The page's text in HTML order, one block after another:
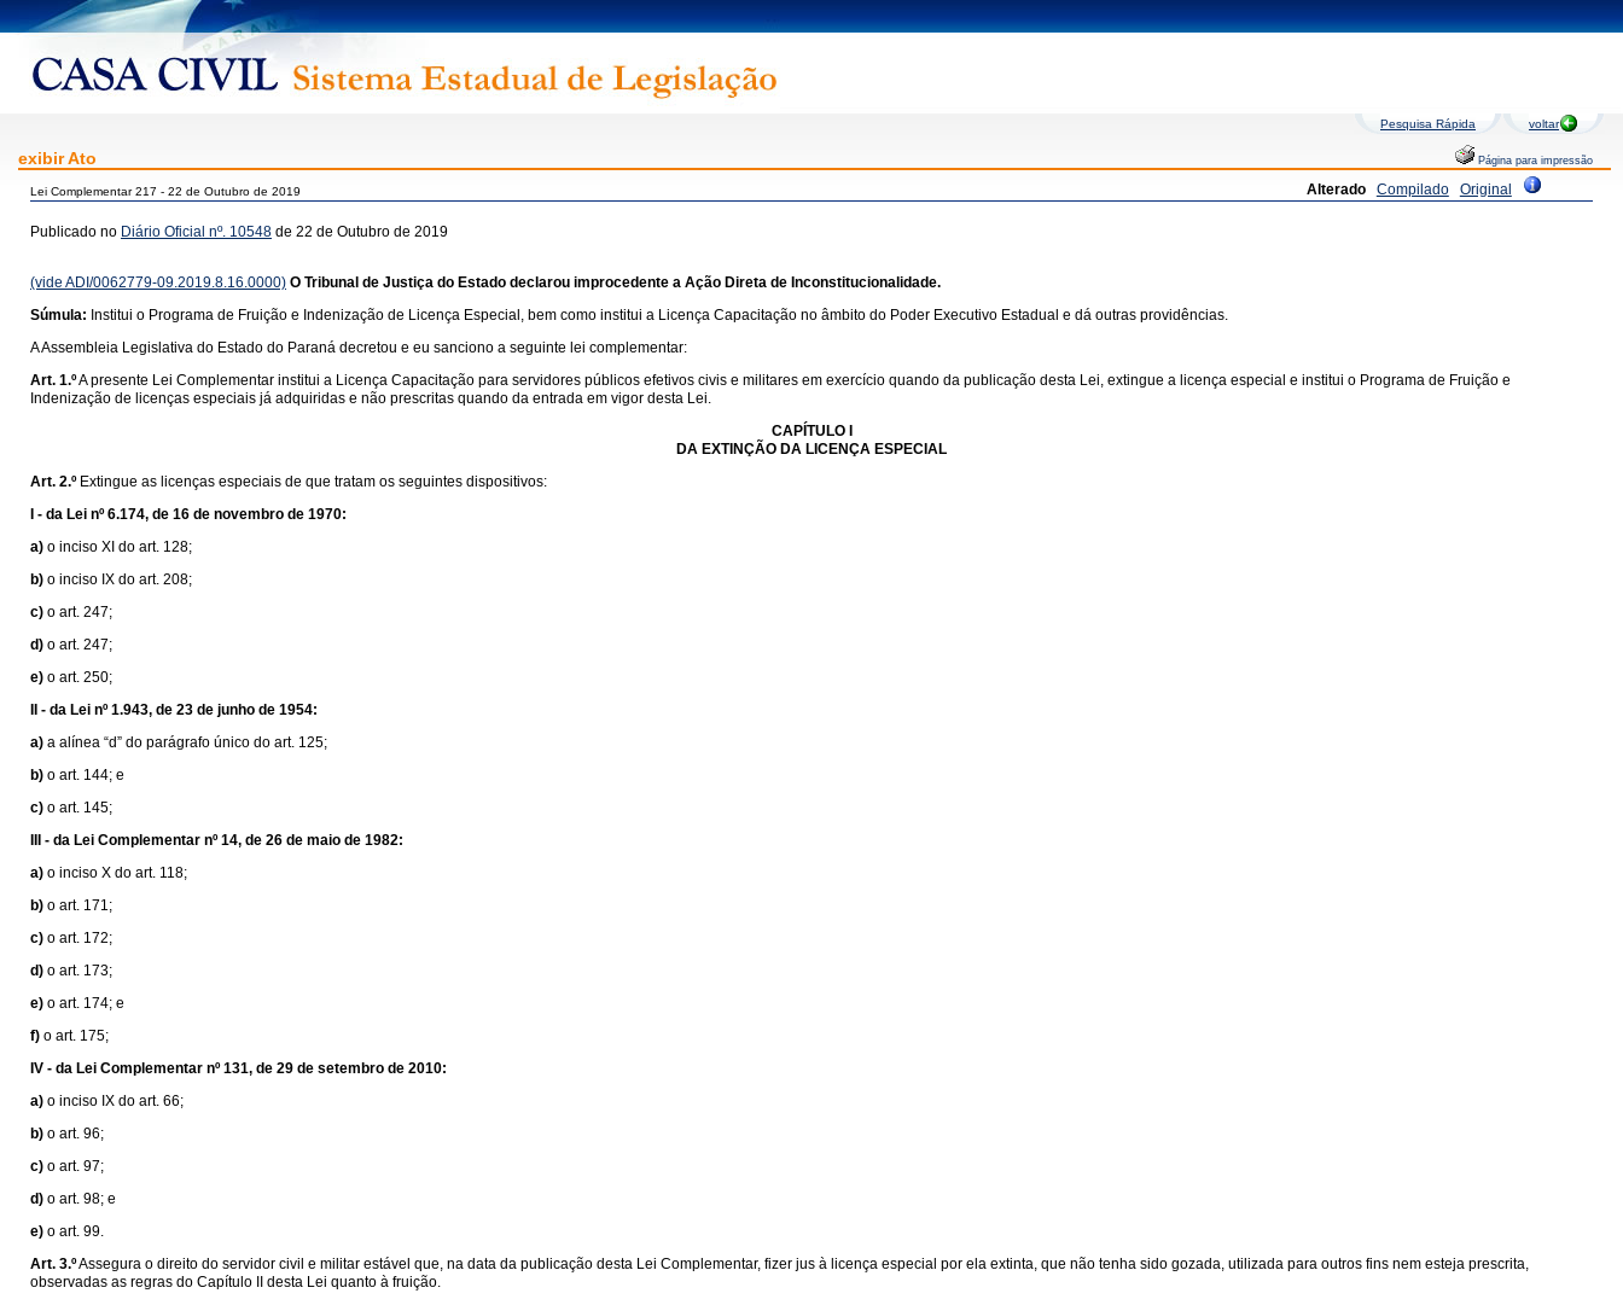
Pesquisa Rápida voltar
exibir Ato Página para impressão
Alterado Compilado Original
Lei Complementar 217 - 22 de Outubro de 2019
Publicado no Diário Oficial nº. 10548 de 22 de Outubro de 2019
(vide ADI/0062779-09.2019.8.16.0000) O Tribunal de Justiça do Estado declarou improcedente a Ação Direta de Inconstitucionalidade.
Súmula: Institui o Programa de Fruição e Indenização de Licença Especial, bem como institui a Licença Capacitação no âmbito do Poder Executivo Estadual e dá outras providências.
A Assembleia Legislativa do Estado do Paraná decretou e eu sanciono a seguinte lei complementar:
Art. 1.ºA presente Lei Complementar institui a Licença Capacitação para servidores públicos efetivos civis e militares em exercício quando da publicação desta Lei, extingue a licença especial e institui o Programa de Fruição e
Indenização de licenças especiais já adquiridas e não prescritas quando da entrada em vigor desta Lei.
CAPÍTULO I
DA EXTINÇÃO DA LICENÇA ESPECIAL
Art. 2.º Extingue as licenças especiais de que tratam os seguintes dispositivos:
I - da Lei nº 6.174, de 16 de novembro de 1970:
a) o inciso XI do art. 128;
b) o inciso IX do art. 208;
c) o art. 247;
d) o art. 247;
e) o art. 250;
II - da Lei nº 1.943, de 23 de junho de 1954:
a) a alínea “d” do parágrafo único do art. 125;
b) o art. 144; e
c) o art. 145;
III - da Lei Complementar nº 14, de 26 de maio de 1982:
a) o inciso X do art. 118;
b) o art. 171;
c) o art. 172;
d) o art. 173;
e) o art. 174; e
f) o art. 175;
IV - da Lei Complementar nº 131, de 29 de setembro de 2010:
a) o inciso IX do art. 66;
b) o art. 96;
c) o art. 97;
d) o art. 98; e
e) o art. 99.
Art. 3.ºAssegura o direito do servidor civil e militar estável que, na data da publicação desta Lei Complementar, fizer jus à licença especial por ela extinta, que não tenha sido gozada, utilizada para outros fins nem esteja prescrita,
observadas as regras do Capítulo II desta Lei quanto à fruição.